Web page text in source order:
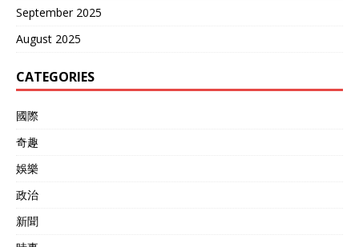
September 2025
August 2025
CATEGORIES
國際
奇趣
娛樂
政治
新聞